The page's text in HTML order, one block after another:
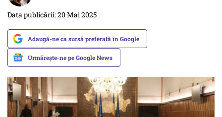
Data publicării: 20 Mai 2025
Adaugă-ne ca sursă preferată în Google
Urmărește-ne pe Google News